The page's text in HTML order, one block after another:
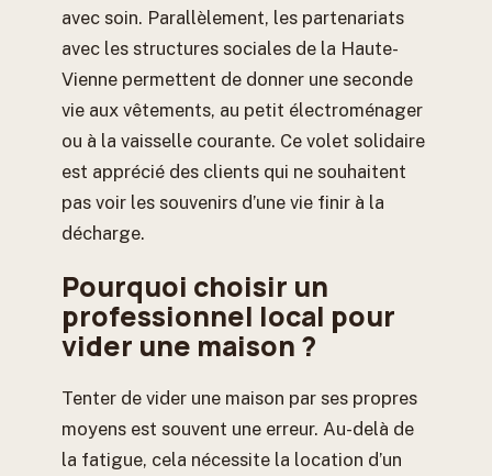
avec soin. Parallèlement, les partenariats
avec les structures sociales de la Haute-
Vienne permettent de donner une seconde
vie aux vêtements, au petit électroménager
ou à la vaisselle courante. Ce volet solidaire
est apprécié des clients qui ne souhaitent
pas voir les souvenirs d’une vie finir à la
décharge.
Pourquoi choisir un
professionnel local pour
vider une maison ?
Tenter de vider une maison par ses propres
moyens est souvent une erreur. Au-delà de
la fatigue, cela nécessite la location d’un